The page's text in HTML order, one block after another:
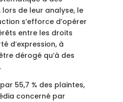
lors de leur analyse, le
s’efforce d’opérer
entre les droits
d’expression, à
dérogé qu’à des
55,7 % des plaintes,
concerné par